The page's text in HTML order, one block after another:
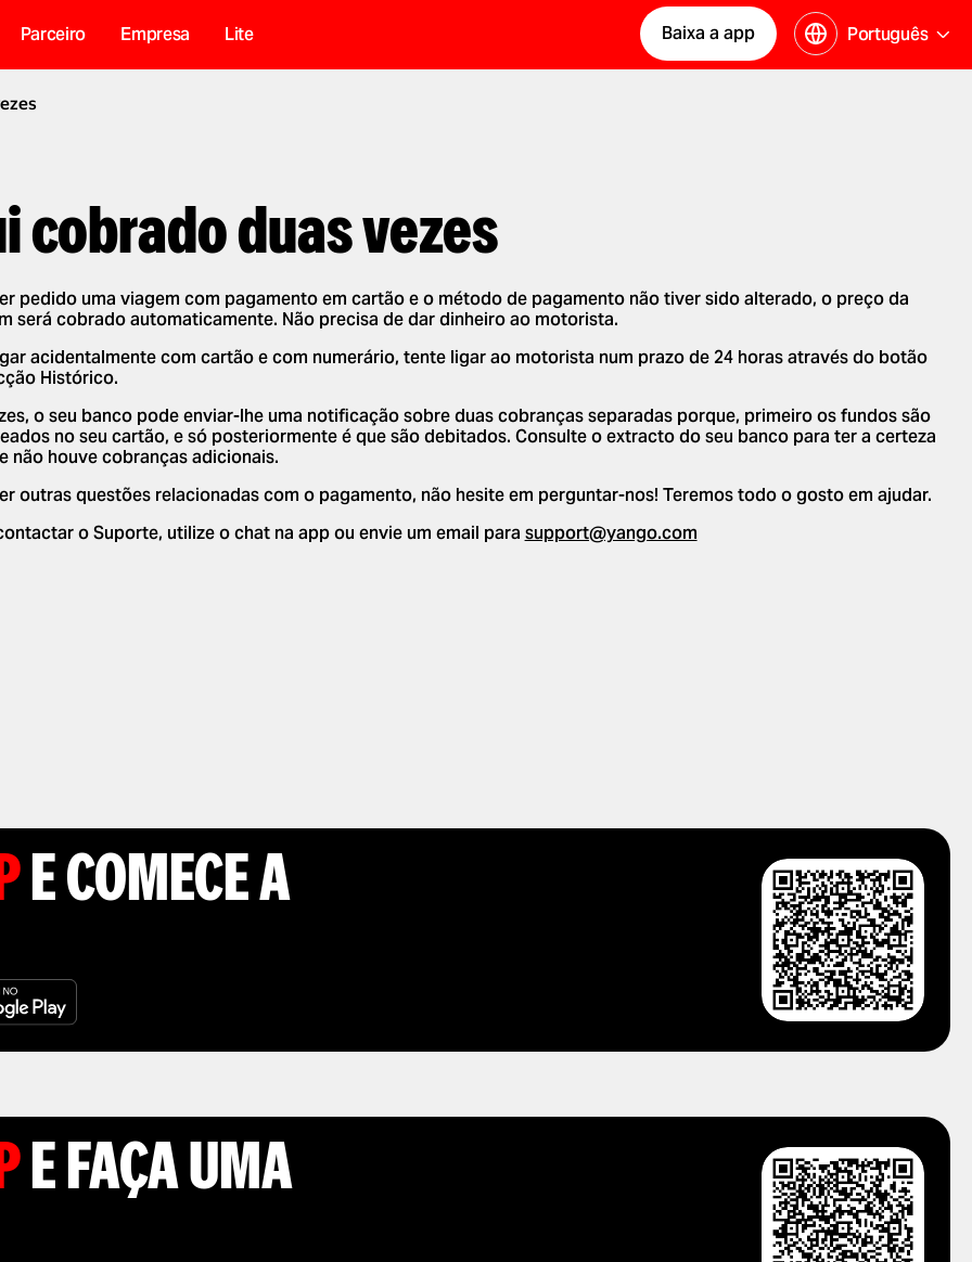
Parceiro Empresa Lite Português
Baixa a app
cobrado duas vezes
pedido uma viagem com pagamento em cartão e o método de pagamento não tiver sido alterado, o preço da
será cobrado automaticamente. Não precisa de dar dinheiro ao motorista.
acidentalmente com cartão e com numerário, tente ligar ao motorista num prazo de 24 horas através do botão
Histórico.
o seu banco pode enviar-lhe uma notificação sobre duas cobranças separadas porque, primeiro os fundos são
no seu cartão, e só posteriormente é que são debitados. Consulte o extracto do seu banco para ter a certeza
não houve cobranças adicionais.
outras questões relacionadas com o pagamento, não hesite em perguntar-nos! Teremos todo o gosto em ajudar.
o Suporte, utilize o chat na app ou envie um email para support@yango.com
E COMECE A
E FAÇA UMA